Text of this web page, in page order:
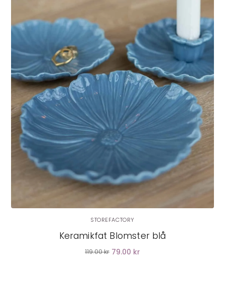
LÄGG I VARUKORG
STOREFACTORY
Keramikfat Blomster blå
119.00 kr 79.00 kr